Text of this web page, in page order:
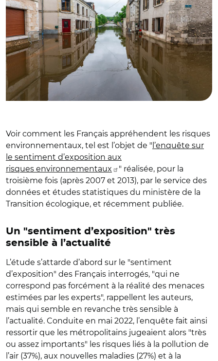
Voir comment les Français appréhendent les risques
environnementaux, tel est l’objet de " l’enquête sur
le sentiment d’exposition aux
risques environnementaux
" réalisée, pour la
troisième fois (après 2007 et 2013), par le service des
données et études statistiques du ministère de la
Transition écologique, et récemment publiée.
Un "sentiment d’exposition" très
sensible à l’actualité
L’étude s’attarde d’abord sur le "sentiment
d’exposition" des Français interrogés, "qui ne
correspond pas forcément à la réalité des menaces
estimées par les experts", rappellent les auteurs,
mais qui semble en revanche très sensible à
l’actualité. Conduite en mai 2022, l’enquête fait ainsi
ressortir que les métropolitains jugeaient alors "très
ou assez importants" les risques liés à la pollution de
l’air (37%), aux nouvelles maladies (27%) et à la